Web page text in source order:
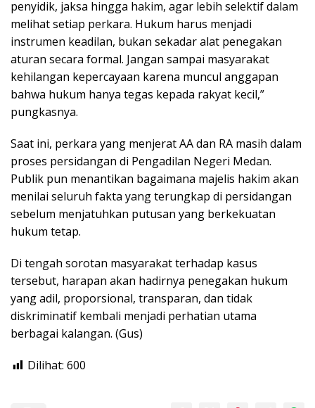
penyidik, jaksa hingga hakim, agar lebih selektif dalam
melihat setiap perkara. Hukum harus menjadi
instrumen keadilan, bukan sekadar alat penegakan
aturan secara formal. Jangan sampai masyarakat
kehilangan kepercayaan karena muncul anggapan
bahwa hukum hanya tegas kepada rakyat kecil,”
pungkasnya.
Saat ini, perkara yang menjerat AA dan RA masih dalam
proses persidangan di Pengadilan Negeri Medan.
Publik pun menantikan bagaimana majelis hakim akan
menilai seluruh fakta yang terungkap di persidangan
sebelum menjatuhkan putusan yang berkekuatan
hukum tetap.
Di tengah sorotan masyarakat terhadap kasus
tersebut, harapan akan hadirnya penegakan hukum
yang adil, proporsional, transparan, dan tidak
diskriminatif kembali menjadi perhatian utama
berbagai kalangan. (Gus)
Dilihat: 600